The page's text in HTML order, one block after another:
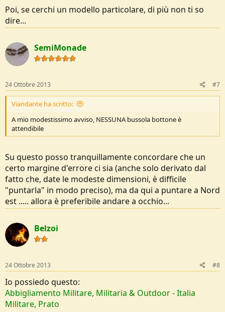
Poi, se cerchi un modello particolare, di più non ti so
dire...
SemiMonade
24 Ottobre 2013 #7
Viandante ha scritto:
A mio modestissimo avviso, NESSUNA bussola bottone è
attendibile
Su questo posso tranquillamente concordare che un
certo margine d'errore ci sia (anche solo derivato dal
fatto che, date le modeste dimensioni, è difficile
"puntarla" in modo preciso), ma da qui a puntare a Nord
est ..... allora è preferibile andare a occhio...
Belzoi
24 Ottobre 2013 #8
Io possiedo questo:
Abbigliamento Militare, Militaria & Outdoor - Italia
Militare, Prato